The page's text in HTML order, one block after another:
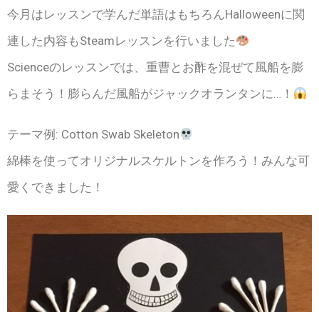
今月はレッスンで学んだ単語はもちろんHalloweenに関
連した内容もSteamレッスンを行いました
Scienceのレッスンでは、重曹とお酢を混ぜて風船を膨
らまそう！膨らんだ風船がジャックオランタンに…！
テーマ例: Cotton Swab Skeleton
綿棒を使ってオリジナルスケルトンを作ろう！みんな可
愛くできました！